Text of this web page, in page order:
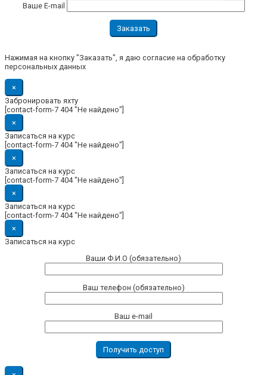
Ваше E-mail
Нажимая на кнопку "Заказать", я даю согласие на обработку
персональных данных
×
Забронировать яхту
[contact-form-7 404 "Не найдено"]
×
Записаться на курс
[contact-form-7 404 "Не найдено"]
×
Записаться на курс
[contact-form-7 404 "Не найдено"]
×
Записаться на курс
[contact-form-7 404 "Не найдено"]
×
Записаться на курс
Ваши Ф.И.О (обязательно)
Ваш телефон (обязательно)
Ваш e-mail